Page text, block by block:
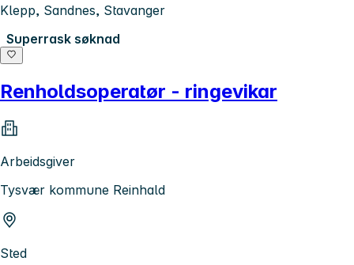
Klepp, Sandnes, Stavanger
Superrask søknad
Renholdsoperatør - ringevikar
Arbeidsgiver
Tysvær kommune Reinhald
Sted